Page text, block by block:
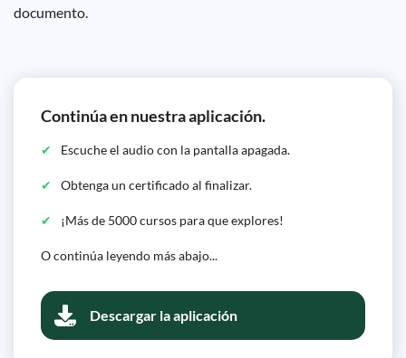
documento.
Continúa en nuestra aplicación.
Escuche el audio con la pantalla apagada.
Obtenga un certificado al finalizar.
¡Más de 5000 cursos para que explores!
O continúa leyendo más abajo...
Descargar la aplicación